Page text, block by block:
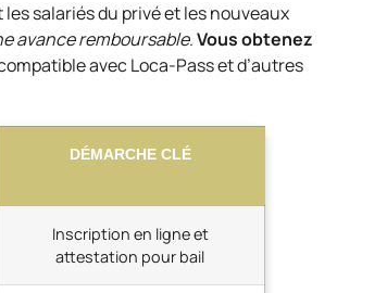
salariés du privé et les nouveaux
avance remboursable.Vous obtenez
avec Loca-Pass et d’autres
DÉMARCHE CLÉ
Inscription en ligne et
attestation pour bail